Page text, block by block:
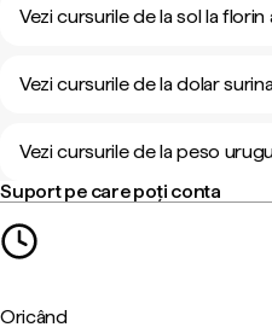
Vezi cursurile de la sol la florin
Vezi cursurile de la dolar
Vezi cursurile de la peso
Suport pe care poți conta
Oricând